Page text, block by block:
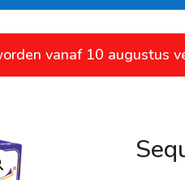
vanaf 10 augustus